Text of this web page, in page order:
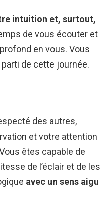
intuition et, surtout,
de vous écouter et
en vous. Vous
de cette journée.
des autres,
et votre attention
êtes capable de
de l’éclair et de les
avec un sens aigu